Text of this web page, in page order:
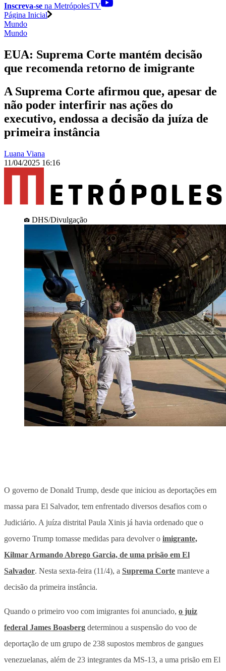
Inscreva-se na MetrópolesTV
Página Inicial
Mundo
Mundo
EUA: Suprema Corte mantém decisão
que recomenda retorno de imigrante
A Suprema Corte afirmou que, apesar de
não poder interfirir nas ações do
executivo, endossa a decisão da juíza de
primeira instância
Luana Viana
11/04/2025 16:16
DHS/Divulgação
O governo de Donald Trump, desde que iniciou as deportações em
massa para El Salvador, tem enfrentado diversos desafios com o
Judiciário. A juíza distrital Paula Xinis já havia ordenado que o
governo Trump tomasse medidas para devolver o imigrante,
Kilmar Armando Abrego Garcia, de uma prisão em El
Salvador. Nesta sexta-feira (11/4), a Suprema Corte manteve a
decisão da primeira instância.
Quando o primeiro voo com imigrantes foi anunciado, o juiz
federal James Boasberg determinou a suspensão do voo de
deportação de um grupo de 238 supostos membros de gangues
venezuelanas, além de 23 integrantes da MS-13, a uma prisão em El